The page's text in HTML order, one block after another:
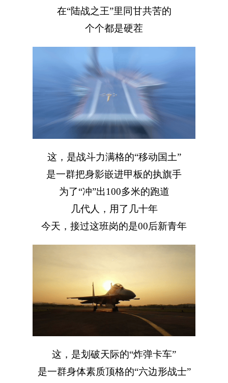
在“陆战之王”里同甘共苦的
个个都是硬茬
这，是战斗力满格的“移动国土”
是一群把身影嵌进甲板的执旗手
为了“冲”出100多米的跑道
几代人，用了几十年
今天，接过这班岗的是00后新青年
这，是划破天际的“炸弹卡车”
是一群身体素质顶格的“六边形战士”